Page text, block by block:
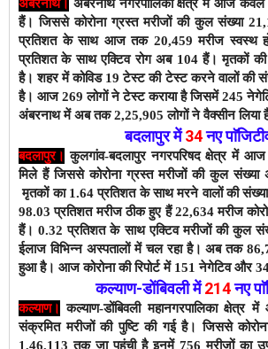
अंबरनाथ। अंबरनाथ नगरपालिका क्षेत्र में आज केवल
हैं। जिससे कोरोना ग्रस्त मरीजों की कुल संख्या
प्रतिशत के साथ आज तक 20,459 मरीज स्वस्थ
प्रतिशत के साथ एक्टिव रोग अब 104 हैं। मृतकों
है। शहर में कोविड 19 टेस्ट की टेस्ट करने वालों की
है। आज 269 लोगों ने टेस्ट कराया है जिसमें 245
अंबरनाथ में अब तक 2,25,905 लोगों ने वैक्सीनलिया
बदलापुर में34नए
बदलापुर। कुलगांव-बदलापुर नगरपरिषद क्षेत्र में आज
मिले हैं जिससे कोरोना ग्रस्त मरीजों की कुल
मृतकों का 1.64 प्रतिशत के साथमरने वालों की
98.03 प्रतिशत मरीज ठीक हुए हैं 22,634 मरीज
हैं। 0.32 प्रतिशत के साथ एक्टिव मरीजों की कुल
ईलाज विभिन्न अस्पतालों में चल रहा है। अब तक
हुआ है। आज कोरोना की रिपोर्ट में 151 नेगेटिव और 34
कल्याण-डोंबिवलीमें 214नए
कल्याण। कल्याण-डोंबिवली महानगरपालिका
संक्रमित मरीजों की पुष्टि की गई है। जिससे
1,46,113 तक जा पहुंची है इनमें 756 मरीजों का